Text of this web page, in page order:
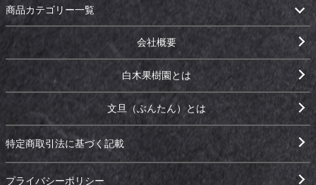
商品カテゴリー一覧
会社概要
白木果樹園とは
文旦（ぶんたん）とは
特定商取引法に基づく記載
プライバシーポリシー